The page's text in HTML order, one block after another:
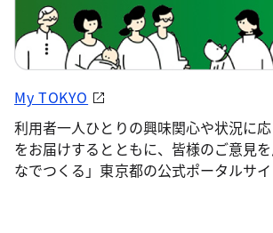
My TOKYO
利用者一人ひとりの興味関心や状況に
をお届けするとともに、皆様のご意見
なでつくる」東京都の公式ポータルサイ